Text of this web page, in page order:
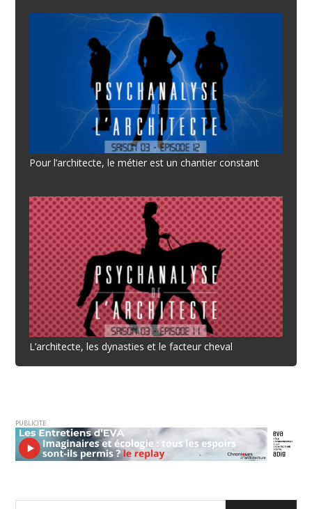
Pour l’architecte, le métier est un chantier constant
L’architecte, les dynasties et le facteur cheval
PUBLICITE